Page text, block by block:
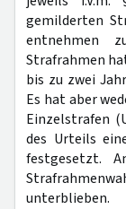
gemilderten
entnehmen
Strafrahmen
bis zu zwei
Es hat aber
Einzelstrafen
des Urteils
festgesetzt.
unterblieben.